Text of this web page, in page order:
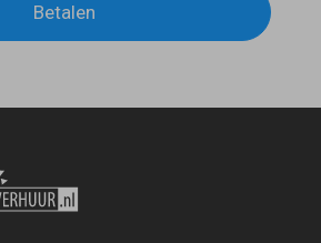
Betalen